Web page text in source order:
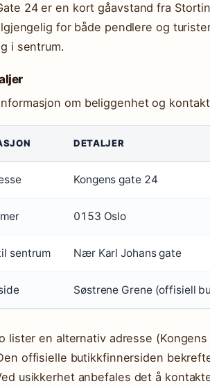
24 er en kort gåavstand fra
for både pendlere og
i sentrum.
om beliggenhet og
DETALJER
Kongens gate 24
0153 Oslo
sentrum Nær Karl Johans gate
Søstrene Grene (offisiell
lister en alternativ adresse
offisielle butikkfinnersiden
usikkerhet anbefales det å